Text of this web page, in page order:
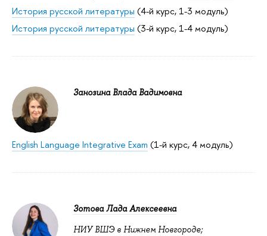
История русской литературы (4-й курс, 1-3 модуль)
История русской литературы (3-й курс, 1-4 модуль)
Занозина Влада Вадимовна
English Language Integrative Exam (1-й курс, 4 модуль)
Зотова Лада Алексеевна
НИУ ВШЭ в Нижнем Новгороде;